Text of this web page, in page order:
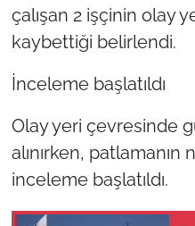
çalışan 2 işçinin olay
kaybettiği belirlendi.
İnceleme başlatıldı
Olay yeri çevresinde
alınırken,
inceleme başlatıldı.